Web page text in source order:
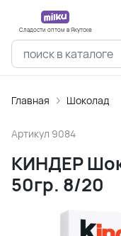
Сладости оптом в Якутске
Главная Шоколад
Артикул 9084
КИНДЕР
50гр. 8/20